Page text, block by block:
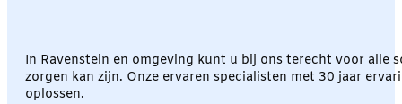
In Ravenstein en omgeving kunt u bij ons terecht voor alle
zorgen kan zijn. Onze ervaren specialisten met 30 jaar
oplossen.